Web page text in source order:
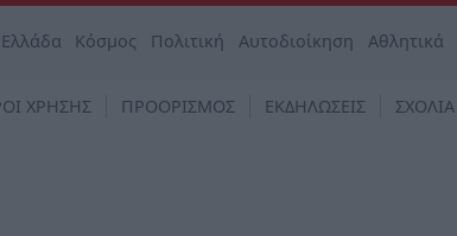
Ελλάδα Κόσμος Πολιτική Αυτοδιοίκηση Αθλητικά
ΧΡΗΣΗΣ ΠΡΟΟΡΙΣΜΟΣ ΕΚΔΗΛΩΣΕΙΣ ΣΧΟΛΙΑ